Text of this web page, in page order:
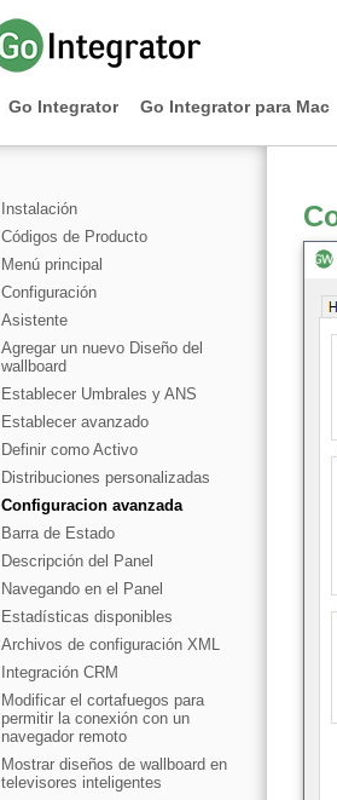
Go Integrator Go Integrator para Mac
Instalación
Códigos de Producto
Menú principal
Configuración
Asistente
Agregar un nuevo Diseño del
wallboard
Establecer Umbrales y ANS
Establecer avanzado
Definir como Activo
Distribuciones personalizadas
Configuracion avanzada
Barra de Estado
Descripción del Panel
Navegando en el Panel
Estadísticas disponibles
Archivos de configuración XML
Integración CRM
Modificar el cortafuegos para
permitir la conexión con un
navegador remoto
Mostrar diseños de wallboard en
televisores inteligentes